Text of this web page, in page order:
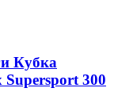
Кубка
Supersport 300